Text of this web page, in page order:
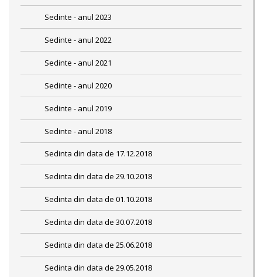
Sedinte - anul 2023
Sedinte - anul 2022
Sedinte - anul 2021
Sedinte - anul 2020
Sedinte - anul 2019
Sedinte - anul 2018
Sedinta din data de 17.12.2018
Sedinta din data de 29.10.2018
Sedinta din data de 01.10.2018
Sedinta din data de 30.07.2018
Sedinta din data de 25.06.2018
Sedinta din data de 29.05.2018